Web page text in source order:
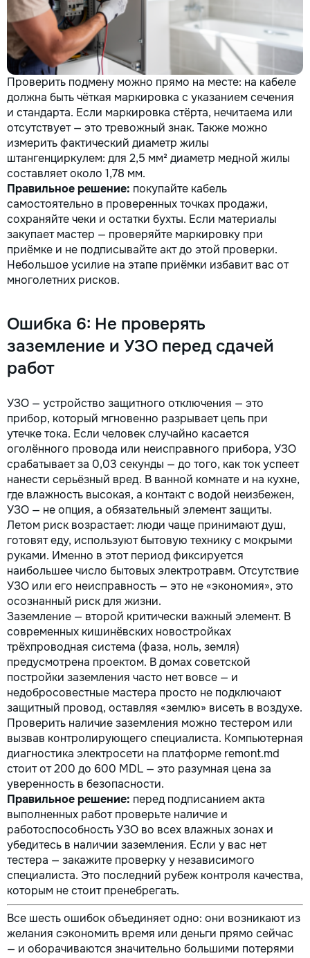
Проверить подмену можно прямо на месте: на кабеле
должна быть чёткая маркировка с указанием сечения
и стандарта. Если маркировка стёрта, нечитаема или
отсутствует — это тревожный знак. Также можно
измерить фактический диаметр жилы
штангенциркулем: для 2,5 мм² диаметр медной жилы
составляет около 1,78 мм.
Правильное решение: покупайте кабель
самостоятельно в проверенных точках продажи,
сохраняйте чеки и остатки бухты. Если материалы
закупает мастер — проверяйте маркировку при
приёмке и не подписывайте акт до этой проверки.
Небольшое усилие на этапе приёмки избавит вас от
многолетних рисков.
Ошибка 6: Не проверять
заземление и УЗО перед сдачей
работ
УЗО — устройство защитного отключения — это
прибор, который мгновенно разрывает цепь при
утечке тока. Если человек случайно касается
оголённого провода или неисправного прибора, УЗО
срабатывает за 0,03 секунды — до того, как ток успеет
нанести серьёзный вред. В ванной комнате и на кухне,
где влажность высокая, а контакт с водой неизбежен,
УЗО — не опция, а обязательный элемент защиты.
Летом риск возрастает: люди чаще принимают душ,
готовят еду, используют бытовую технику с мокрыми
руками. Именно в этот период фиксируется
наибольшее число бытовых электротравм. Отсутствие
УЗО или его неисправность — это не «экономия», это
осознанный риск для жизни.
Заземление — второй критически важный элемент. В
современных кишинёвских новостройках
трёхпроводная система (фаза, ноль, земля)
предусмотрена проектом. В домах советской
постройки заземления часто нет вовсе — и
недобросовестные мастера просто не подключают
защитный провод, оставляя «землю» висеть в воздухе.
Проверить наличие заземления можно тестером или
вызвав контролирующего специалиста. Компьютерная
диагностика электросети на платформе remont.md
стоит от 200 до 600 MDL — это разумная цена за
уверенность в безопасности.
Правильное решение: перед подписанием акта
выполненных работ проверьте наличие и
работоспособность УЗО во всех влажных зонах и
убедитесь в наличии заземления. Если у вас нет
тестера — закажите проверку у независимого
специалиста. Это последний рубеж контроля качества,
которым не стоит пренебрегать.
Все шесть ошибок объединяет одно: они возникают из
желания сэкономить время или деньги прямо сейчас
— и оборачиваются значительно большими потерями